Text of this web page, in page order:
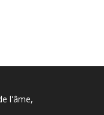
l'âme,